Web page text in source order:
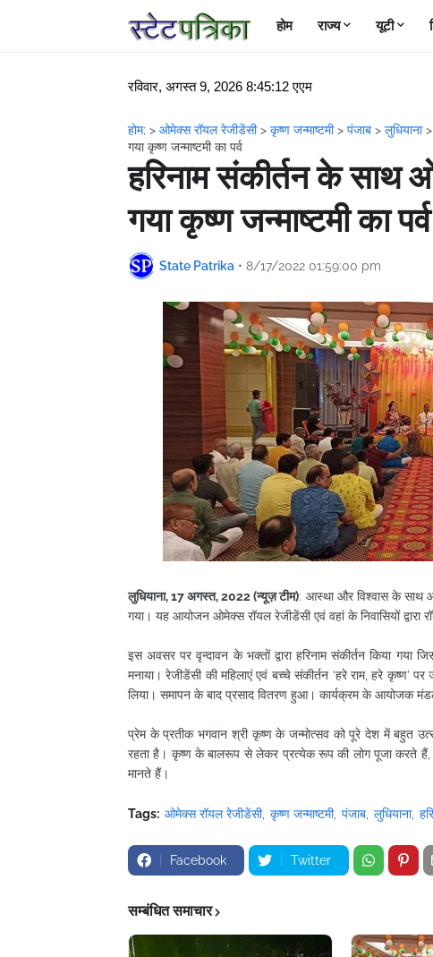
होम राज्य यूटी
रविवार, अगस्त 9, 2026 8:45:13 एएम
होम; > ओमेक्स रॉयल रेजीडेंसी> कृष्ण जन्माष्टमी> पंजाब > लुधियाना>
गया कृष्ण जन्माष्टमी का पर्व
हरिनाम संकीर्तन के साथ
गया कृष्ण जन्माष्टमी का पर्व
State Patrika • 8/17/2022 01:59:00 pm
लुधियाना, 17 अगस्त, 2022 (न्यूज़ टीम): आस्था और विश्वास के साथ
गया। यह आयोजन ओमेक्स रॉयल रेजीडेंसी एवं वहां के निवासियों द्वारा
इस अवसर पर वृन्दावन के भक्तों द्वारा हरिनाम संकीर्तन किया गया
मनाया। रेजीडेंसी की महिलाएं एवं बच्चे संकीर्तन ‘हरे राम, हरे
लिया। समापन के बाद प्रसाद वितरण हुआ। कार्यक्रम के आयोजक
प्रेम के प्रतीक भगवान श्री कृष्ण के जन्मोत्सव को पूरे देश में बहुत
रहता है। कृष्ण के बालरूप से लेकर प्रत्येक रूप की लोग पूजा करते
मानते हैं।
Tags: ओमेक्स रॉयल रेजीडेंसी कृष्ण जन्माष्टमी पंजाब लुधियाना
Facebook Twitter
सम्बंधित समाचार